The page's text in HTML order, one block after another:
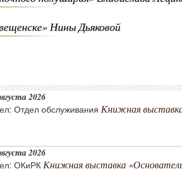
Нины Дьяковой
2026
Отдел обслуживания Книжная
2026
ОКиРК Книжная выставка «Основатель